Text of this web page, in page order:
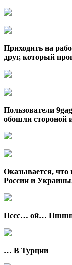
Приходить на
друг, который
Пользователи
обошли стороной
Оказывается, что
России и
Пссс… ой…
… В Турции